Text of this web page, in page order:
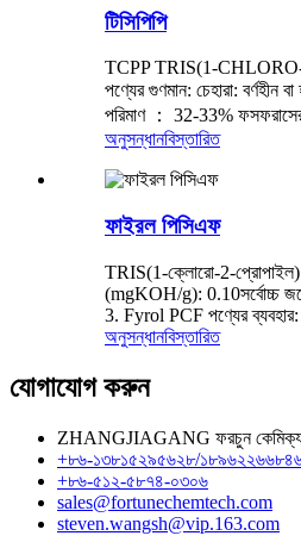
টিসিপিপি
TCPP TRIS(1-CHLORO-
পণ্যের গুণমান: চেহারা:
পরিমাণ ： 32-33%
অনুসন্ধানবিস্তারিত
ফাইরল পিসিএফ
TRIS(1-ক্লোরো-2-প্রোপাইল)
(mgKOH/g): 0.10সর্বোচ্চ
3. Fyrol PCF পণ্যের
অনুসন্ধানবিস্তারিত
যোগাযোগ করুন
ZHANGJIAGANG ফরচুন
+৮৬-১৩৮১৫২৯৫৬২৮/
+৮৬-৫১২-৫৮৭৪-০৩০৬
sales@fortunechemtech.com
steven.wangsh@vip.163.com